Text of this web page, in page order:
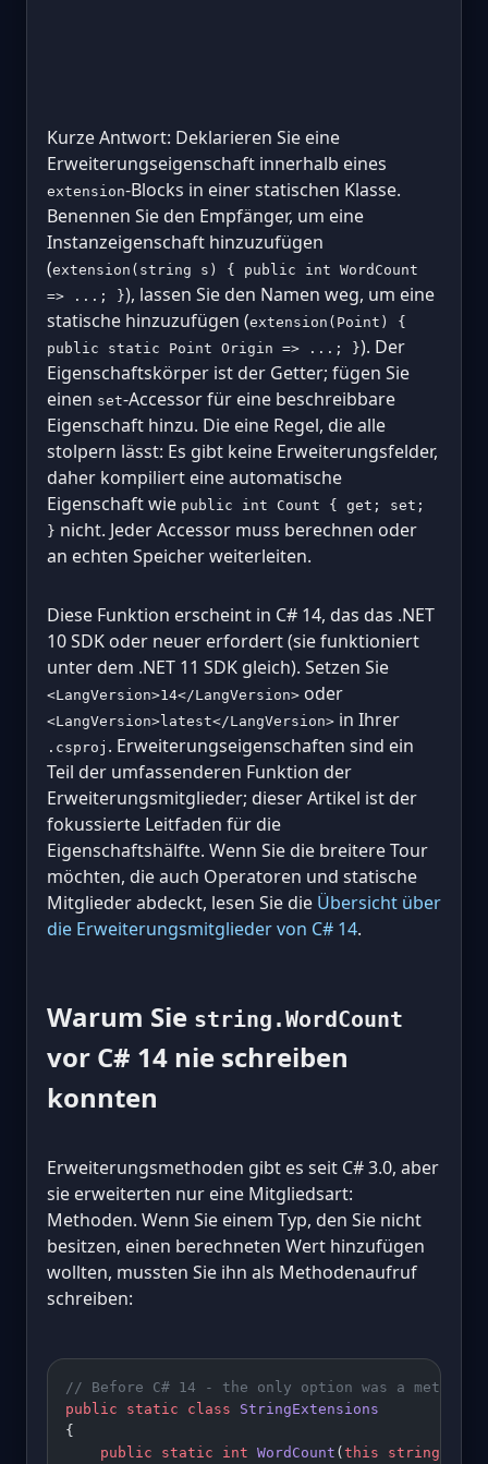
Kurze Antwort: Deklarieren Sie eine
Erweiterungseigenschaft innerhalb eines
extension-Blocks in einer statischen Klasse.
Benennen Sie den Empfänger, um eine
Instanzeigenschaft hinzuzufügen
(extension(string s) { public int WordCount
=> ...; }), lassen Sie den Namen weg, um eine
statische hinzuzufügen (extension(Point) {
public static Point Origin => ...; }). Der
Eigenschaftskörper ist der Getter; fügen Sie
einen set-Accessor für eine beschreibbare
Eigenschaft hinzu. Die eine Regel, die alle
stolpern lässt: Es gibt keine Erweiterungsfelder,
daher kompiliert eine automatische
Eigenschaft wie public int Count { get; set;
} nicht. Jeder Accessor muss berechnen oder
an echten Speicher weiterleiten.
Diese Funktion erscheint in C# 14, das das .NET
10 SDK oder neuer erfordert (sie funktioniert
unter dem .NET 11 SDK gleich). Setzen Sie
<LangVersion>14</LangVersion> oder
<LangVersion>latest</LangVersion> in Ihrer
.csproj . Erweiterungseigenschaften sind ein
Teil der umfassenderen Funktion der
Erweiterungsmitglieder; dieser Artikel ist der
fokussierte Leitfaden für die
Eigenschaftshälfte. Wenn Sie die breitere Tour
möchten, die auch Operatoren und statische
Mitglieder abdeckt, lesen Sie die Übersicht über
die Erweiterungsmitglieder von C# 14.
Warum Sie string.WordCount
vor C# 14 nie schreiben
konnten
Erweiterungsmethoden gibt es seit C# 3.0, aber
sie erweiterten nur eine Mitgliedsart:
Methoden. Wenn Sie einem Typ, den Sie nicht
besitzen, einen berechneten Wert hinzufügen
wollten, mussten Sie ihn als Methodenaufruf
schreiben:
// Before C# 14 - the only option was a method
public static class StringExtensions
{
    public
static int WordCount ( this string